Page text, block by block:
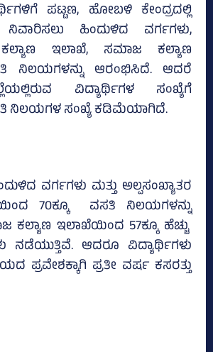
ಪಟ್ಟಣ, ಹೋಬಳಿ ಕೇಂದ್ರದಲ್ಲಿ
ಹಿಂದುಳಿದ ವರ್ಗಗಳು,
ಕಲ್ಯಾಣ ಇಲಾಖೆ, ಸಮಾಜ ಕಲ್ಯಾಣ
ನಿಲಯಗಳನ್ನು ಆರಂಭಿಸಿದೆ. ಆದರೆ
ವಿದ್ಯಾರ್ಥಿಗಳ ಸಂಖ್ಯೆಗೆ
ನಿಲಯಗಳ ಸಂಖ್ಯೆ ಕಡಿಮೆಯಾಗಿದೆ.
ವರ್ಗಗಳು ಮತ್ತು ಅಲ್ಪಸಂಖ್ಯಾತರ
70ಕ್ಕೂ ವಸತಿ ನಿಲಯಗಳನ್ನು
ಕಲ್ಯಾಣ ಇಲಾಖೆಯಿಂದ 57ಕ್ಕೂ ಹೆಚ್ಚು
ಆದರೂ ವಿದ್ಯಾರ್ಥಿಗಳು
ಪ್ರವೇಶಕ್ಕಾಗಿ ಪ್ರತೀ ವರ್ಷ ಕಸರತ್ತು